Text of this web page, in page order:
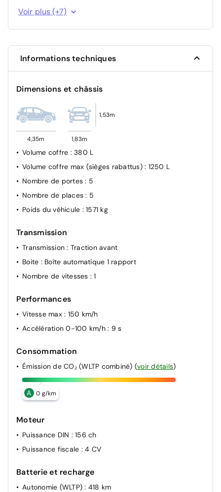
Projecteurs LED
Kit anti-crevaison
Régulateur de vitesse adaptatif Stop&Go
Voir plus (+7)
Informations techniques
Dimensions et châssis
4,35m 1,83m
1,53m
Volume coffre : 380 L
Volume coffre max (sièges rabattus) : 1250 L
Nombre de portes: 5
Nombre de places: 5
Poids du véhicule : 1571 kg
Transmission
Transmission: Traction avant
Boite : Boîte automatique 1 rapport
Nombre de vitesses : 1
Performances
Vitesse max : 150 km/h
Accélération 0-100 km/h : 9 s
Consommation
Émission de CO₂ (WLTP combiné) (voir détails)
A 0 g/km
Moteur
Puissance DIN : 156 ch
Puissance fiscale : 4 CV
Batterie et recharge
Autonomie (WLTP): 418 km